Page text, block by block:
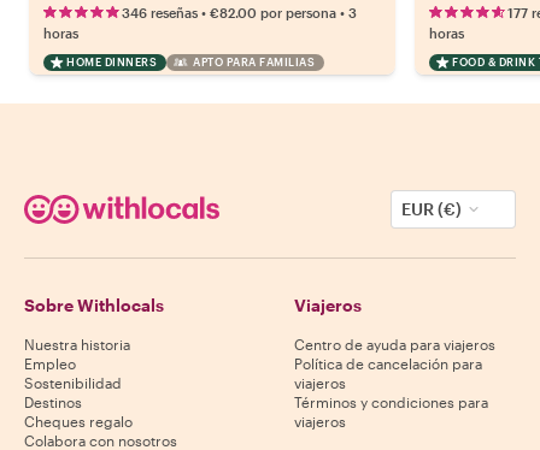
346 reseñas • €82.00 por persona • 3
horas
HOME DINNERS APTO PARA FAMILIAS
177
horas
FOOD & DRINK
EUR (€)
Sobre Withlocals
Nuestra historia
Empleo
Sostenibilidad
Destinos
Cheques regalo
Colabora con nosotros
Viajeros
Centro de ayuda para viajeros
Política de cancelación para
viajeros
Términos y condiciones para
viajeros